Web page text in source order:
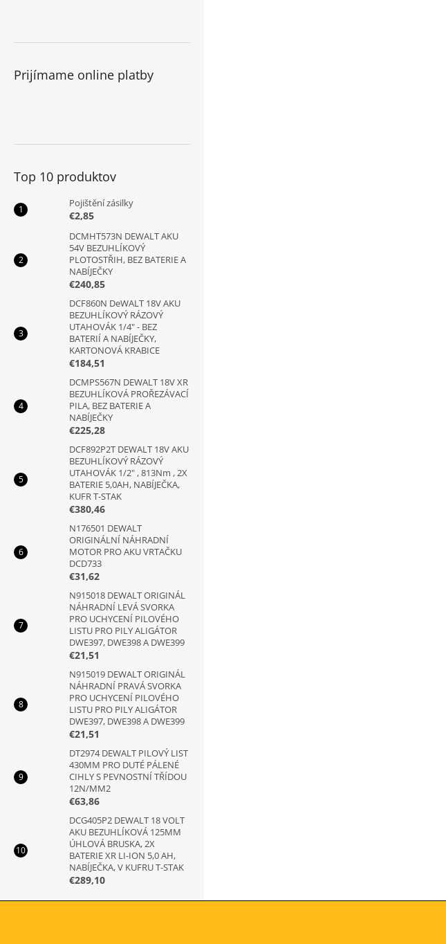
Prijímame online platby
Top 10 produktov
Pojištění zásilky
€2,85
DCMHT573N DEWALT AKU
54V BEZUHLÍKOVÝ
PLOTOSTŘIH, BEZ BATERIE A
NABÍJEČKY
€240,85
DCF860N DeWALT 18V AKU
BEZUHLÍKOVÝ RÁZOVÝ
UTAHOVÁK 1/4" - BEZ
BATERIÍ A NABÍJEČKY,
KARTONOVÁ KRABICE
€184,51
DCMPS567N DEWALT 18V XR
BEZUHLÍKOVÁ PROŘEZÁVACÍ
PILA, BEZ BATERIE A
NABÍJEČKY
€225,28
DCF892P2T DEWALT 18V AKU
BEZUHLÍKOVÝ RÁZOVÝ
UTAHOVÁK 1/2" , 813Nm , 2X
BATERIE 5,0AH, NABÍJEČKA,
KUFR T-STAK
€380,46
N176501 DEWALT
ORIGINÁLNÍ NÁHRADNÍ
MOTOR PRO AKU VRTAČKU
DCD733
€31,62
N915018 DEWALT ORIGINÁL
NÁHRADNÍ LEVÁ SVORKA
PRO UCHYCENÍ PILOVÉHO
LISTU PRO PILY ALIGÁTOR
DWE397, DWE398 A DWE399
€21,51
N915019 DEWALT ORIGINÁL
NÁHRADNÍ PRAVÁ SVORKA
PRO UCHYCENÍ PILOVÉHO
LISTU PRO PILY ALIGÁTOR
DWE397, DWE398 A DWE399
€21,51
DT2974 DEWALT PILOVÝ LIST
430MM PRO DUTÉ PÁLENÉ
CIHLY S PEVNOSTNÍ TŘÍDOU
12N/MM2
€63,86
DCG405P2 DEWALT 18 VOLT
AKU BEZUHLÍKOVÁ 125MM
ÚHLOVÁ BRUSKA, 2X
BATERIE XR LI-ION 5,0 AH,
NABÍJEČKA, V KUFRU T-STAK
€289,10
Z